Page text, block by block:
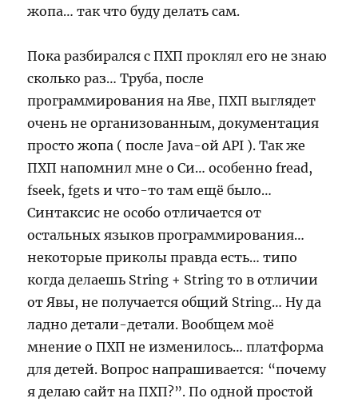
жопа… так что буду делать сам.
Пока разбирался с ПХП проклял его не знаю
сколько раз… Труба, после
программирования на Яве, ПХП выглядет
очень не организованным, документация
просто жопа ( после Java-ой API ). Так же
ПХП напомнил мне о Си… особенно fread,
fseek, fgets и что-то там ещё было…
Синтаксис не особо отличается от
остальных языков программирования…
некоторые приколы правда есть… типо
когда делаешь String + String то в отличии
от Явы, не получается общий String… Ну да
ладно детали-детали. Вообщем моё
мнение о ПХП не изменилось… платформа
для детей. Вопрос напрашивается: “почему
я делаю сайт на ПХП?”. По одной простой